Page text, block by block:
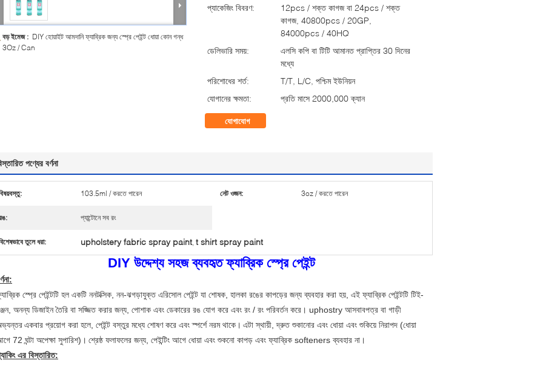
বড় ইমেজ : DIY হোয়াইট আমদানি ফ্যাব্রিক জন্য স্প্রে পেইন্ট ধোয়া কোন গন্ধ
3Oz / Can
প্যাকেজিং বিবরণ:
12pcs / শক্ত কাগজ বা 24pcs / শক্ত
কাগজ, 40800pcs / 20GP,
84000pcs / 40HQ
ডেলিভারি সময়:
এলসি কপি বা টিটি আমানত প্রাপ্তির 30 দিনের
মধ্যে
পরিশোধের শর্ত:
T/T, L/C, পশ্চিম ইউনিয়ন
যোগানের ক্ষমতা:
প্রতি মাসে 2000,000 ক্যান
যোগাযোগ
পণ্যের বর্ণনা
103.5ml / করতে পারেন নেট ওজন: 3oz / করতে পারেন
প্যান্টোনে সব রং
তুলে ধরা: upholstery fabric spray paint, t shirt spray paint
DIY উদ্দেশ্য সহজ ব্যবহৃত ফ্যাব্রিক স্প্রে পেইন্ট
স্প্রে পেইন্টটি হল একটি ননটক্সিক, নন-ঝগড়াযুক্ত এরিসোল পেইন্ট যা শোষক, হালকা রঙের কাপড়ের জন্য ব্যবহার করা হয়, এই ফ্যাব্রিক পেইন্টটি টিই-
অনন্য ডিজাইন তৈরি বা সজ্জিত করার জন্য, পোশাক এবং ডেকারের রঙ যোগ করে এবং রং / রং পরিবর্তন করে। uphostry আসবাবপত্র বা গাড়ী
একবার প্রয়োগ করা হলে, পেইন্ট বস্তুর মধ্যে শোষণ করে এবং স্পর্শে নরম থাকে। এটা স্থায়ী, দ্রুত শুকানোর এবং ধোয়া এবং শুকিয়ে নিরাপদ (ধোয়া
72 ঘন্টা অপেক্ষা সুপারিশ)। শ্রেষ্ঠ ফলাফলের জন্য, পেইন্টিং আগে ধোয়া এবং শুকনো কাপড় এবং ফ্যাব্রিক softeners ব্যবহার না।
এর বিস্তারিত: